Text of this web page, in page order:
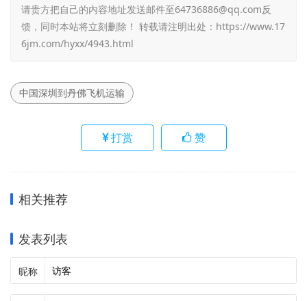
请贵方把自己的内容地址发送邮件至64736886@qq.com反
馈，同时本站将立刻删除！ 转载请注明出处： https://www.17
6jm.com/hyxx/4943.html
中国深圳到丹佛飞机运输
打赏 赞
相关推荐
发表列表
昵称